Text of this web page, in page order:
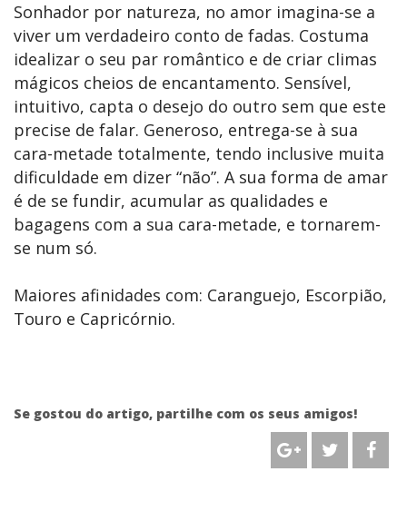
Sonhador por natureza, no amor imagina-se a
viver um verdadeiro conto de fadas. Costuma
idealizar o seu par romântico e de criar climas
mágicos cheios de encantamento. Sensível,
intuitivo, capta o desejo do outro sem que este
precise de falar. Generoso, entrega-se à sua
cara-metade totalmente, tendo inclusive muita
dificuldade em dizer “não”. A sua forma de amar
é de se fundir, acumular as qualidades e
bagagens com a sua cara-metade, e tornarem-
se num só.
Maiores afinidades com: Caranguejo, Escorpião,
Touro e Capricórnio.
Se gostou do artigo, partilhe com os seus amigos!